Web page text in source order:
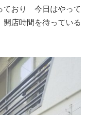
ており 今日はやって
店時間を待っている